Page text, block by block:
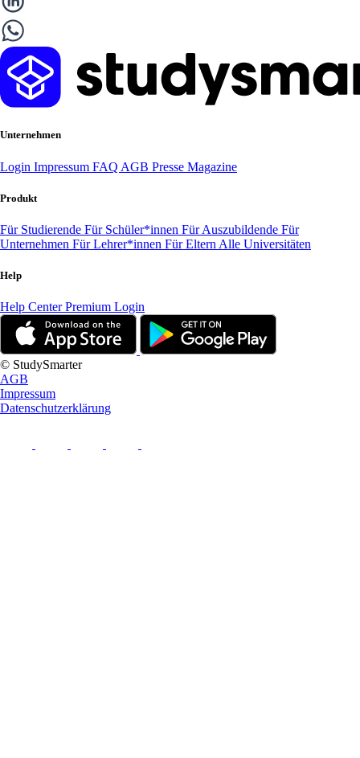
Unternehmen
Login Impressum FAQ AGB Presse Magazine
Produkt
Für Studierende Für Schüler*innen Für Auszubildende Für
Unternehmen Für Lehrer*innen Für Eltern Alle Universitäten
Help
Help CenterPremium Login
© StudySmarter
AGB
Impressum
Datenschutzerklärung